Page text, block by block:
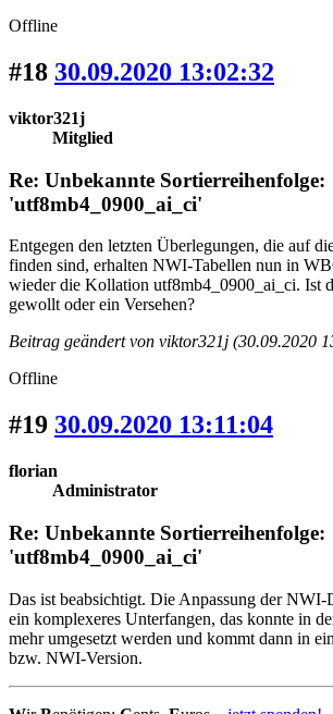
Offline
#18 30.09.2020 13:02:32
viktor321j
Mitglied
Re: Unbekannte Sortierreihenfolge:
'utf8mb4_0900_ai_ci'
Entgegen den letzten Überlegungen, die auf
finden sind, erhalten NWI-Tabellen nun in
wieder die Kollation utf8mb4_0900_ai_ci. Ist
gewollt oder ein Versehen?
Beitrag geändert von viktor321j (30.09.2020
Offline
#19 30.09.2020 13:11:04
florian
Administrator
Re: Unbekannte Sortierreihenfolge:
'utf8mb4_0900_ai_ci'
Das ist beabsichtigt. Die Anpassung der NWI-
ein komplexeres Unterfangen, das konnte in
mehr umgesetzt werden und kommt dann in
bzw. NWI-Version.